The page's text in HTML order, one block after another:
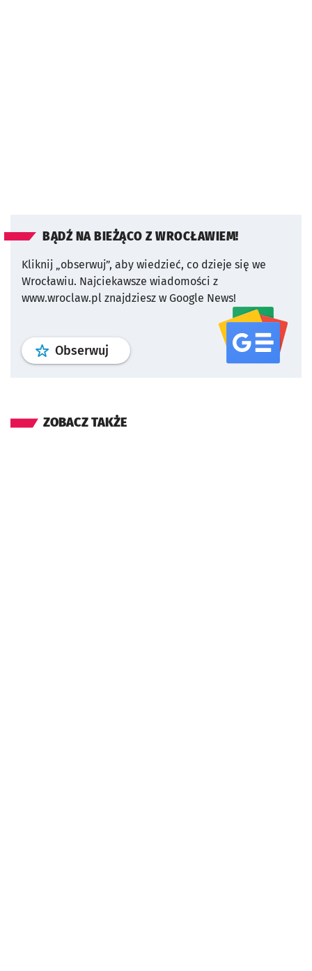
BĄDŹ NA BIEŻĄCO Z WROCŁAWIEM!
Kliknij „obserwuj”, aby wiedzieć, co dzieje się we
Wrocławiu. Najciekawsze wiadomości z
www.wroclaw.pl znajdziesz w Google News!
Obserwuj profil serwisu
ZOBACZ TAKŻE